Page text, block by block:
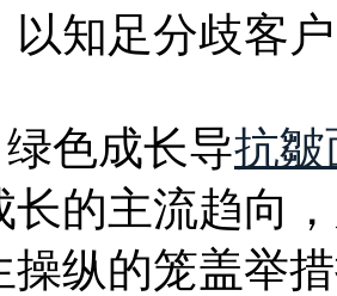
以知足分歧客
绿色成长导抗皺
长的主流趋向
操纵的笼盖举